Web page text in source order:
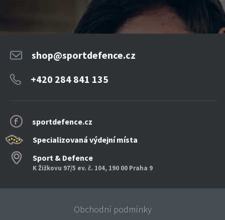
sportdefence.cz
Specializovaná výdejní místa
Sport & Defence
K Žižkovu 97/5 ev. č. 104, 190 00 Praha 9
shop@sportdefence.cz
+420 284 841 135
Obchodní podmínky